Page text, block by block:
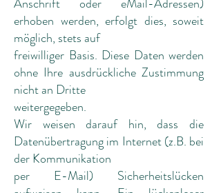
erhoben werden, erfolgt dies, soweit
möglich, stets auf
freiwilliger Basis. Diese Daten werden
ohne Ihre ausdrückliche Zustimmung
nicht an Dritte
weitergegeben.
Wir weisen darauf hin, dass die
Datenübertragung im Internet (z.B. bei
der Kommunikation
per E-Mail) Sicherheitslücken